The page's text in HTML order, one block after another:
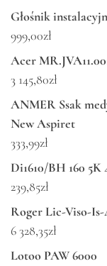
Głośnik
999,00zł
Acer
3 145,80zł
ANMER Ssak
New Aspiret
333,99zł
Di1610/BH 160 5K
239,85zł
Roger Lic-Viso-
6 328,35zł
Lotoo PAW 6000